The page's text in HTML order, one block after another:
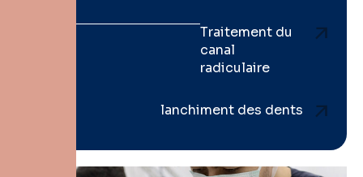
Traitement du
canal
radiculaire
lanchiment des dents